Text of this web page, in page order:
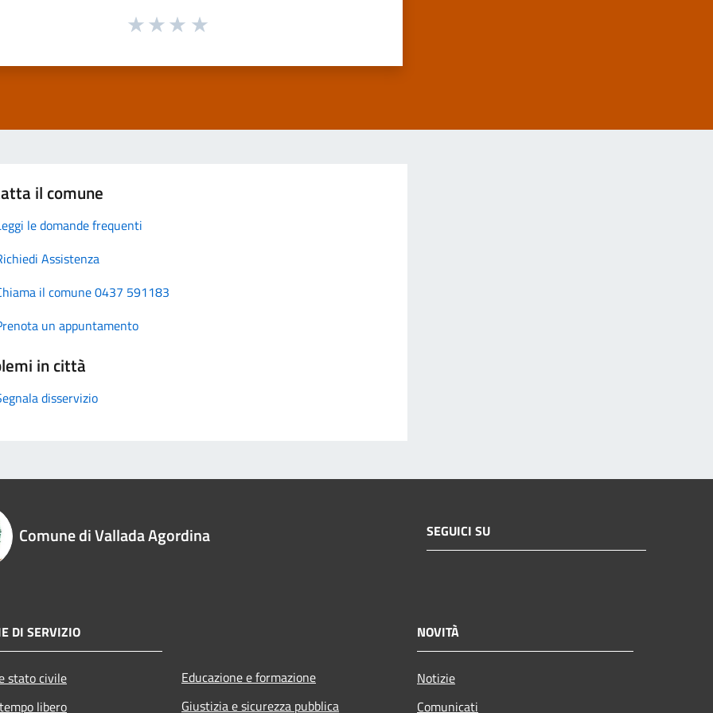
il comune
le domande frequenti
Assistenza
il comune 0437 591183
un appuntamento
in città
disservizio
Comune di Vallada Agordina SEGUICI SU
DI SERVIZIO
stato civile
libero
Educazione e formazione
Giustizia e sicurezza pubblica
NOVITÀ
Notizie
Comunicati